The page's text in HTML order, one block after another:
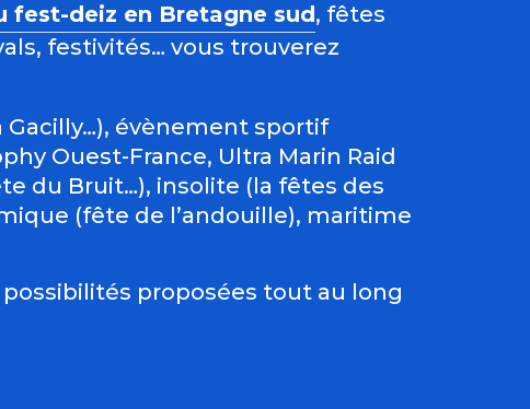
fest-deiz en Bretagne sud, fêtes
festivités… vous trouverez
Gacilly…), évènement sportif
Ouest-France, Ultra Marin Raid
du Bruit…), insolite (la fêtes des
(fête de l’andouille), maritime
proposées tout au long